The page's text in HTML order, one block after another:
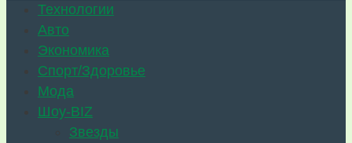
Технологии
Авто
Экономика
Спорт/Здоровье
Мода
Шоу-BIZ
Звезды